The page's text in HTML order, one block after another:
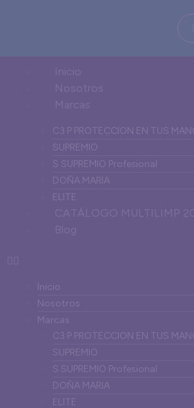
C3 P PROTECCION EN TUS
SUPREMIO
S SUPREMIO Profesional
DOÑA MARIA
ELITE
Inicio
Nosotros
Marcas
C3 P PROTECCION EN TUS
SUPREMIO
S SUPREMIO Profesional
DOÑA MARIA
ELITE